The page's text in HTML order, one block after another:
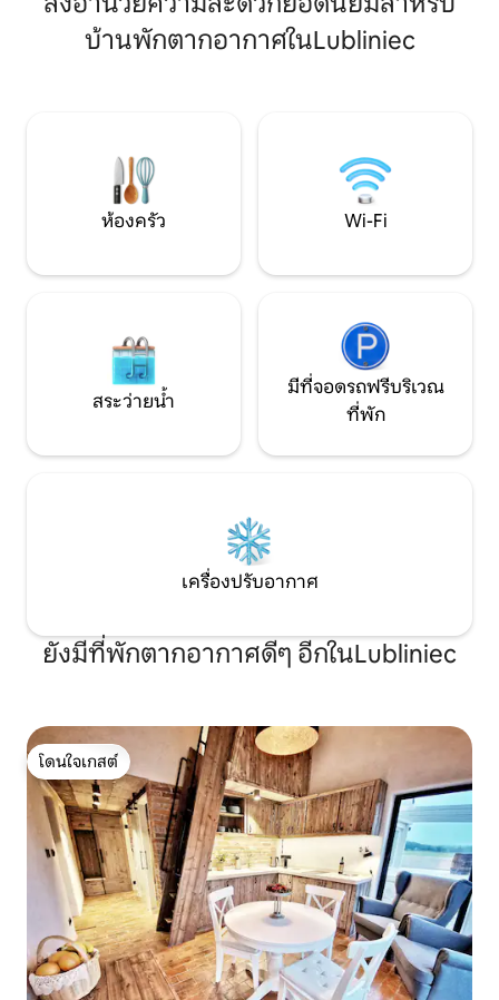
ม. จากจัตุรัสหลักของเมือง - 55 ตารางเมตร
ชั้น 2 ที่อาคารที่ได้รับการดูแลอย่างดี - นอน
เคียง - จุดรับแท็กซี่ด้านหน้าอาคาร ส่ง
ข้อความหาฉัน ❤️ บน Airbnb
กม. สระว่ายน้ำนั่งเ
กม. Sankt
Speedway..
บ้านพักตากอากาศในLubliniec
ห้องครัว Wi-Fi
สระว่ายน้ำ
มีที่จอดรถฟรีบริเวณ
ที่พัก
เครื่องปรับอากาศ
ยังมีที่พักตากอากาศดีๆ อีกในLubliniec
โดนใจเกสต์
โดนใจเกสต์